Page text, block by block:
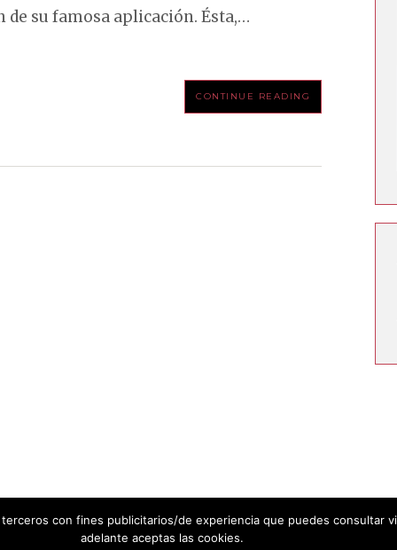
su famosa aplicación. Ésta,…
CONTINUE READING
con fines publicitarios/de experiencia que puedes consultar
adelante aceptas las cookies.